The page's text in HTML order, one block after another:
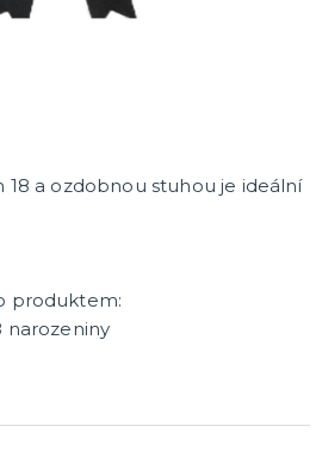
18 a ozdobnou stuhou je ideální
produktem:
narozeniny